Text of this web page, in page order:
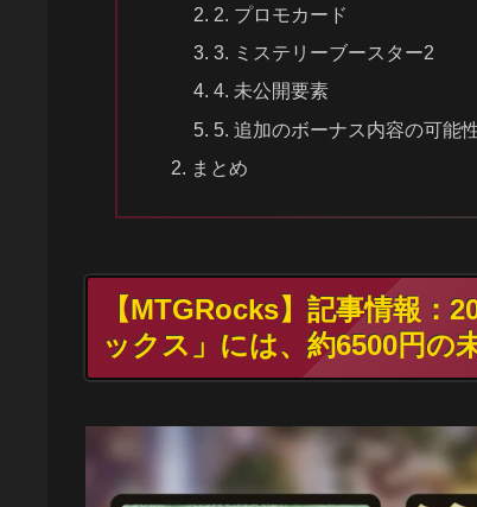
2. プロモカード
3. ミステリーブースター2
4. 未公開要素
5. 追加のボーナス内容の可能
まとめ
【MTGRocks】記事情報：
ックス」には、約6500円の